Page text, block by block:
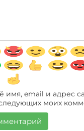
имя, email и адрес
моих